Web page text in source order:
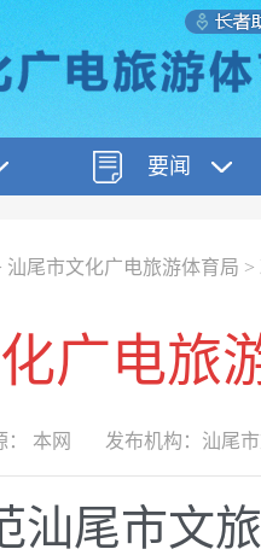
要闻
汕尾市文化广电旅游体育局 >
广电旅
本网 发布机构： 汕尾
尾市文旅